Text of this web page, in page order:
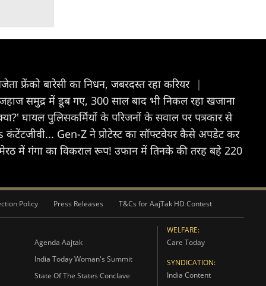
फ्रेंको बारेसी का निधन, जबरदस्त रहा करियर |
समुद्र में डूब गए, 300 साल बाद भी निकल रहा खजाना
घायल पुलिसकर्मियों के परिजनों के सवाल पर पत्रकार से
कंटेंटजीवी... Gen-Z ने प्रोटेस्ट का सॉफ्टवेयर कैसे अपडेट कर
में गंगा का विकराल रूप! उफान में तिनके की तरह बहे 220
Policy Press Releases T&Cs for AajTak HD Contest
Agenda Aajtak
India Today Woman's Summit
State Of The States Conclave
WELFARE:
Care Today
SYNDICATION:
India Content